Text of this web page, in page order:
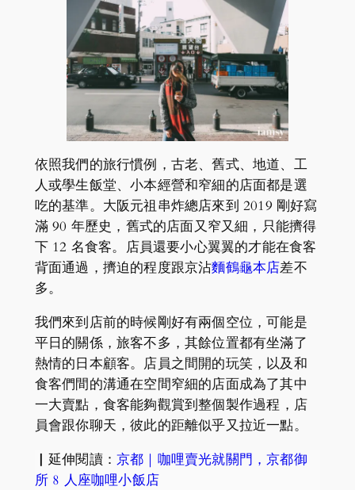
依照我們的旅行慣例，古老、舊式、地道、工
人或學生飯堂、小本經營和窄細的店面都是選
吃的基準。大阪元祖串炸總店來到 2019 剛好寫
滿 90 年歷史，舊式的店面又窄又細，只能擠得
下 12 名食客。店員還要小心翼翼的才能在食客
背面通過，擠迫的程度跟京沾麵鶴龜本店差不
多。
我們來到店前的時候剛好有兩個空位，可能是
平日的關係，旅客不多，其餘位置都有坐滿了
熱情的日本顧客。店員之間開的玩笑，以及和
食客們間的溝通在空間窄細的店面成為了其中
一大賣點，食客能夠觀賞到整個製作過程，店
員會跟你聊天，彼此的距離似乎又拉近一點。
▏延伸閱讀：京都｜咖哩賣光就關門，京都御
所 8 人座咖哩小飯店